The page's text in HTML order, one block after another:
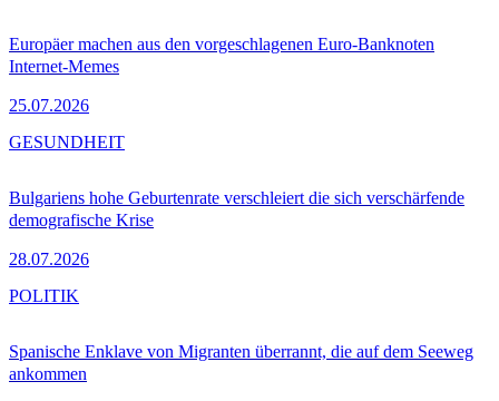
Europäer machen aus den vorgeschlagenen Euro-Banknoten
Internet-Memes
25.07.2026
Bulgariens hohe Geburtenrate verschleiert die sich verschärfende
demografische Krise
28.07.2026
GESUNDHEIT
Spanische Enklave von Migranten überrannt, die auf dem Seeweg
ankommen
POLITIK